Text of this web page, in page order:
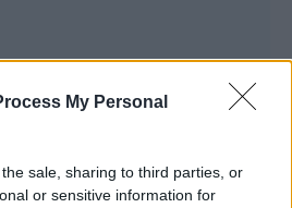
My Personal
sale, sharing to third parties, or
or sensitive information for